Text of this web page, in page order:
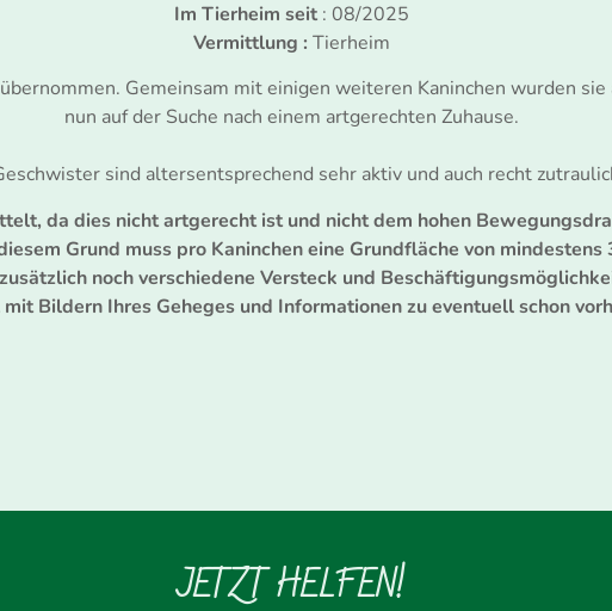
Im Tierheim seit: 08/2025
Vermittlung : Tierheim
Gemeinsam mit einigen weiteren Kaninchen wurden
nun auf der Suche nach einem artgerechten Zuhause.
sind altersentsprechend sehr aktiv und auch recht
da dies nicht artgerecht ist und nicht dem hohen
Grund muss pro Kaninchen eine Grundfläche von
noch verschiedene Versteck und
Bildern Ihres Geheges und Informationen zu eventuell schon
JETZT HELFEN!